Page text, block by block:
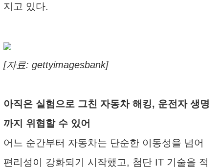
지고 있다.
[자료: gettyimagesbank]
아직은 실험으로 그친 자동차 해킹, 운전자 생명
까지 위협할 수 있어
어느 순간부터 자동차는 단순한 이동성을 넘어
편리성이 강화되기 시작했고, 첨단 IT 기술을 적